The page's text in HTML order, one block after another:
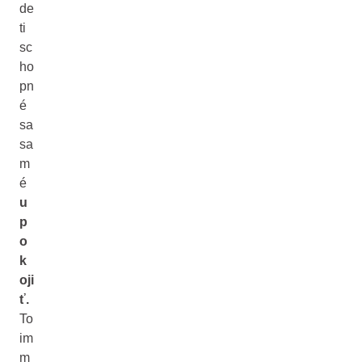
de
ti
sc
ho
pn
é
sa
sa
m
é
u
p
o
k
oji
ť.
To
im
m